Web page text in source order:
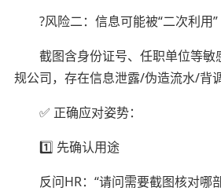
?风险二：信息可能被“二次利用”
截图含身份证号、任职单位等敏
规公司，存在信息泄露/伪造流水/背
✅ 正确应对姿势：
1️⃣ 先确认用途
反问HR：“请问需要截图核对哪